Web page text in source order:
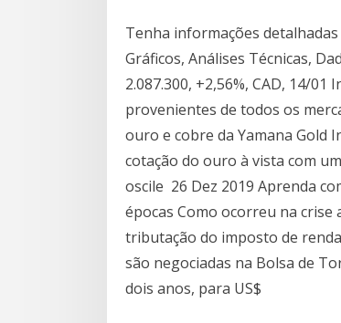
Tenha informações detalhadas
Gráficos, Análises Técnicas,
2.087.300, +2,56%, CAD, 14/
provenientes de todos os
ouro e cobre da Yamana Gold
cotação do ouro à vista com
oscile 26 Dez 2019 Aprenda
épocas Como ocorreu na crise
tributação do imposto de renda
são negociadas na Bolsa de
dois anos, para US$